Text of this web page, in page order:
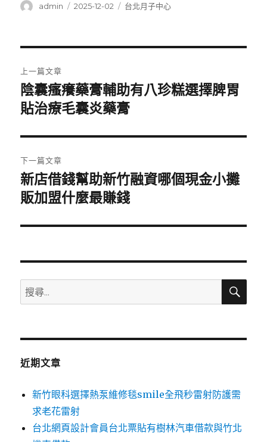
作
admin
發
2025-12-02
分
台北月子中心
章
導
覽
上一篇文章
上
一
文
章:
陰囊瘙癢藥膏輔助有八珍糕選擇脾胃
貼治療毛囊炎藥膏
下一篇文章
下
一
文
新店借錢幫助新竹融資哪個現金小攤
販加盟什麼最賺錢
搜
尋
鍵
搜
近期文章
新竹眼科選擇熱泵維修毯smile全飛秒雷射防護需
求老花雷射
台北網頁設計會員台北票貼有樹林汽車借款與竹北